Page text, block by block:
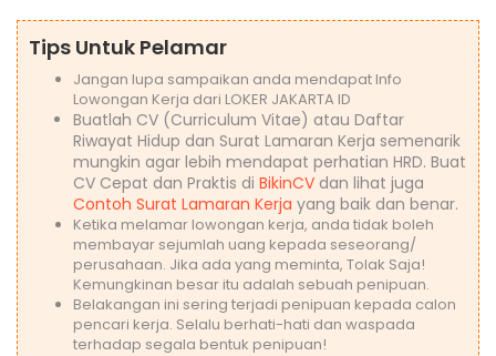
Tips Untuk Pelamar
Jangan lupa sampaikan anda mendapat Info
Lowongan Kerja dari LOKER JAKARTA ID
Buatlah CV (Curriculum Vitae) atau Daftar
Riwayat Hidup dan Surat Lamaran Kerja semenarik
mungkin agar lebih mendapat perhatian HRD. Buat
CV Cepat dan Praktis di BikinCV dan lihat juga
Contoh Surat Lamaran Kerja yang baik dan benar.
Ketika melamar lowongan kerja, anda tidak boleh
membayar sejumlah uang kepada seseorang/
perusahaan. Jika ada yang meminta, Tolak Saja!
Kemungkinan besar itu adalah sebuah penipuan.
Belakangan ini sering terjadi penipuan kepada calon
pencari kerja. Selalu berhati-hati dan waspada
terhadap segala bentuk penipuan!